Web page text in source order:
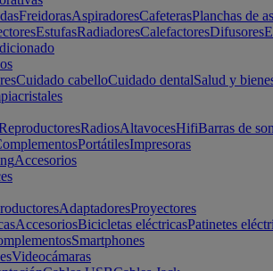
FreidorasAspiradoresCafeterasPlanchas de
EstufasRadiadoresCalefactoresDifusores
Cuidado cabelloCuidado dentalSalud y
RadiosAltavocesHifiBarras de
PortátilesImpresoras
Accesorios
AdaptadoresProyectores
AccesoriosBicicletas eléctricasPatinetes
Smartphones
Videocámaras